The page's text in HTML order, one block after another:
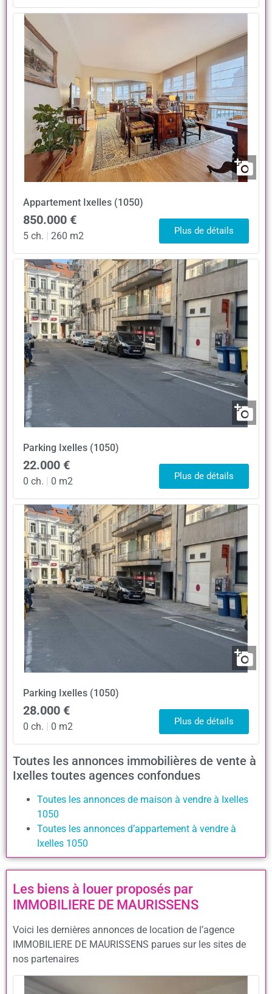
Appartement Ixelles (1050)
850.000 €
5 ch. | 260 m2 Plus de détails
Parking Ixelles (1050)
22.000 €
0 ch. | 0 m2 Plus de détails
Parking Ixelles (1050)
28.000 €
0 ch. 0 m2 Plus de détails
Toutes les annonces immobilières de vente à
Ixelles toutes agences confondues
Toutes les annonces de maison à vendre à Ixelles
1050
Toutes les annonces d’appartement à vendre à
Ixelles 1050
Les biens à louer proposés par
IMMOBILIERE DE MAURISSENS
Voici les dernières annonces de location de l’agence
IMMOBILIERE DE MAURISSENS parues sur les sites de
nos partenaires